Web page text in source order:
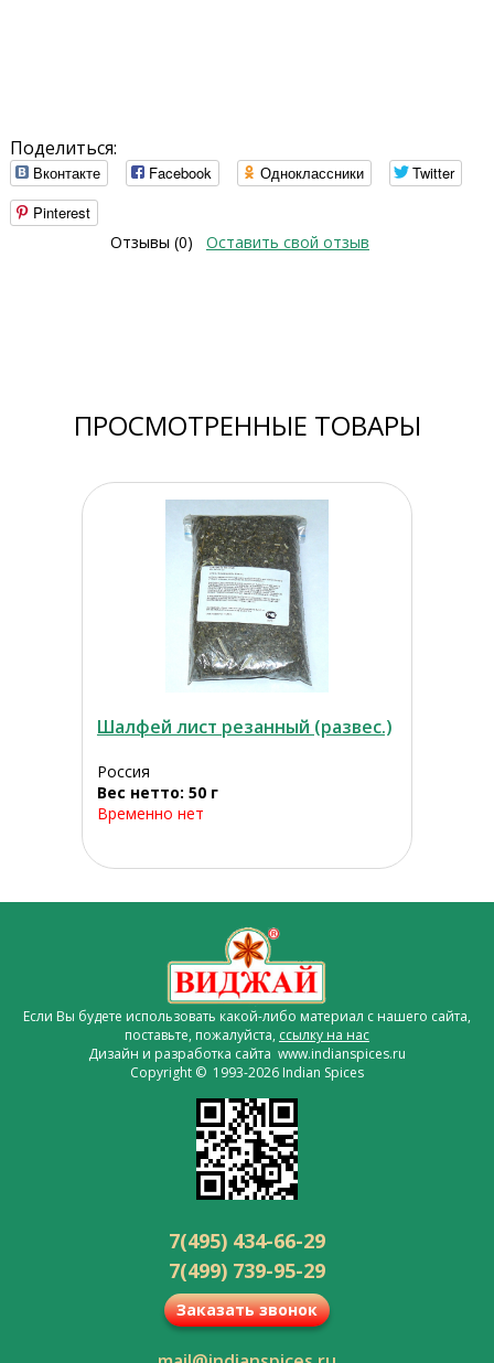
Поделиться:
Вконтакте Facebook Одноклассники
Twitter
Pinterest
Отзывы (0)
Оставить свой отзыв
ПРОСМОТРЕННЫЕ ТОВАРЫ
Шалфей лист резанный (развес.)
Россия
Вес нетто: 50 г
Временно нет
Если Вы будете использовать какой-либо материал с нашего сайта,
поставьте, пожалуйста, ссылку на нас
Дизайн и разработка сайта www.indianspices.ru
Copyright © 1993-2026 Indian Spices
7(495) 434-66-29
7(499) 739-95-29
Заказать звонок